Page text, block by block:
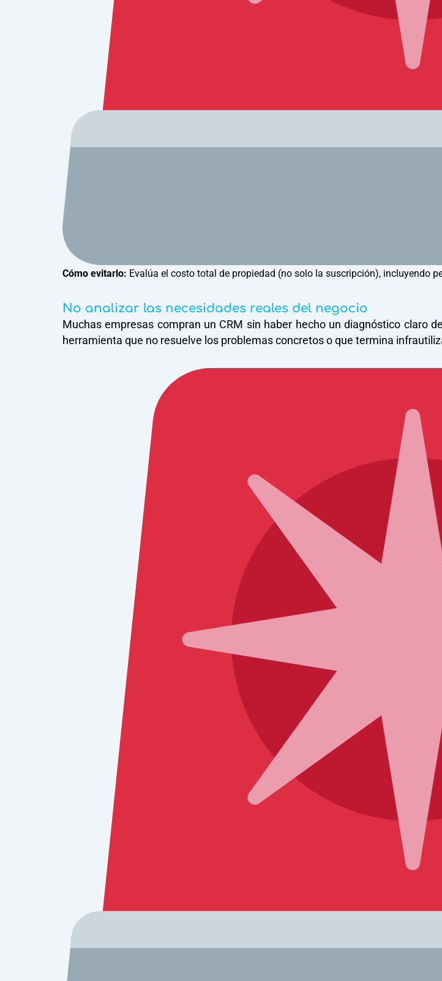
Cómo evitarlo: Evalúa el costo total de propiedad (no solo la suscripción), incluyendo
No analizar las necesidades reales del negocio
Muchas empresas compran un CRM sin haber hecho un diagnóstico claro
herramienta que no resuelve los problemas concretos o que termina